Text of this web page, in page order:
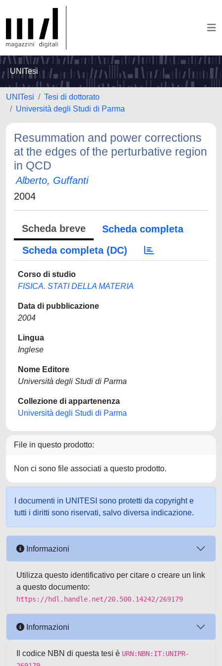
UNITesi
UNITesi
Tesi di dottorato
Università degli Studi di Parma
Resummation and power corrections
at the edges of the perturbative region
in QCD
Alberto, Guffanti
2004
Scheda breve
Scheda completa
Scheda completa (DC)
Corso di studio
FISICA. STATI DELLA MATERIA
Data di pubblicazione
2004
Lingua
Inglese
Nome Editore
Università degli Studi di Parma
Collezione di appartenenza
Università degli Studi di Parma
File in questo prodotto:
Non ci sono file associati a questo prodotto.
I documenti in UNITESI sono protetti da copyright e
tutti i diritti sono riservati, salvo diversa indicazione.
Informazioni
Utilizza questo identificativo per citare o creare un link
a questo documento:
https://hdl.handle.net/20.500.14242/269179
Informazioni
Il codice NBN di questa tesi è URN:NBN:IT:UNIPR-